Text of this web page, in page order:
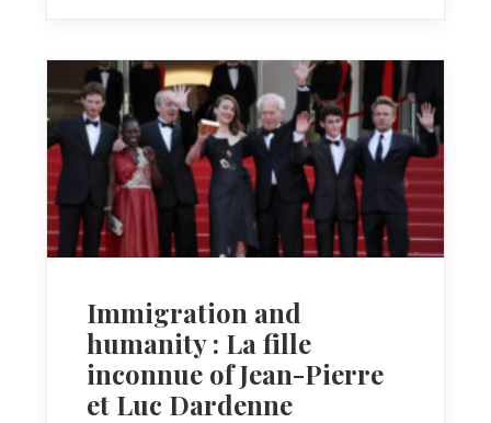
Immigration and
humanity : La fille
inconnue of Jean-Pierre
et Luc Dardenne